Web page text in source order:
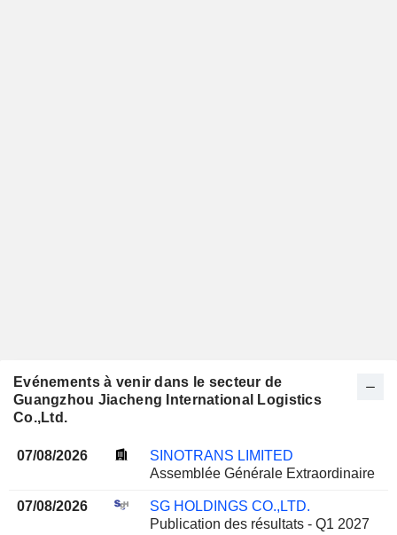
Evénements à venir dans le secteur de
Guangzhou Jiacheng International Logistics
Co.,Ltd.
07/08/2026
SINOTRANS LIMITED
Assemblée Générale Extraordinaire
07/08/2026
SG HOLDINGS CO.,LTD.
Publication des résultats - Q1 2027